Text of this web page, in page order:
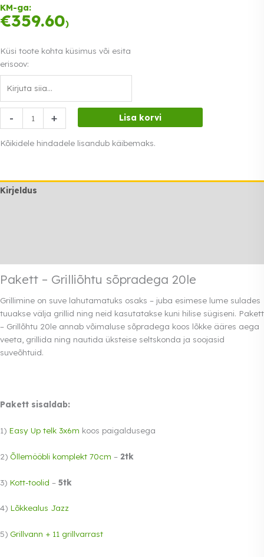
KM-ga:
€359.60)
Küsi toote kohta küsimus või esita
erisoov:
-
-
Grilliõhtu
kogus
+ Lisa korvi
Kõikidele hindadele lisandub käibemaks.
Kirjeldus
Pakett – Grilliõhtu sõpradega 20le
Grillimine on suve lahutamatuks osaks – juba esimese lume sulades
tuuakse välja grillid ning neid kasutatakse kuni hilise sügiseni. Pakett
– Grillõhtu 20le annab võimaluse sõpradega koos lõkke ääres aega
veeta, grillida ning nautida üksteise seltskonda ja soojasid
suveõhtuid.
Pakett sisaldab:
1) Easy Up telk 3x6m koos paigaldusega
2) Õllemööbli komplekt 70cm – 2tk
3) Kott-toolid – 5tk
4) Lõkkealus Jazz
5) Grillvann + 11 grillvarrast